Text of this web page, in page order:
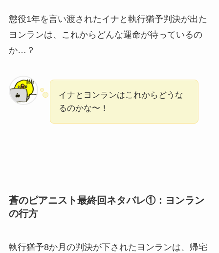
懲役1年を言い渡されたイナと執行猶予判決が出た
ヨンランは、これからどんな運命が待っているの
か…？
イナとヨンランはこれからどうな
るのかな〜！
蒼のピアニスト最終回ネタバレ①：ヨンラン
の行方
執行猶予8か月の判決が下されたヨンランは、帰宅